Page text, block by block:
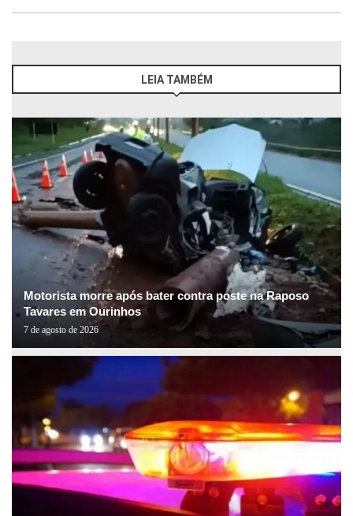
LEIA TAMBÉM
Motorista morre após bater contra poste na Raposo
Tavares em Ourinhos
7 de agosto de 2026